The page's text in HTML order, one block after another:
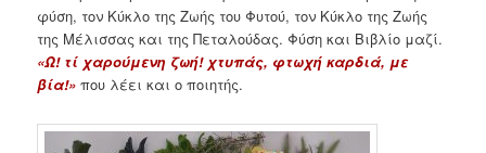
φύση, τον Κύκλο της Ζωής του Φυτού, τον Κύκλο της Ζωής
της Μέλισσας και της Πεταλούδας. Φύση και Βιβλίο μαζί.
«Ω! τί χαρούμενη ζωή! χτυπάς, φτωχή καρδιά, με
βία!» που λέει και ο ποιητής.